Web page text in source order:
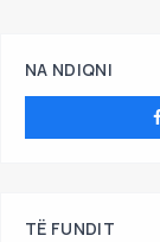
NA NDIQNI
TË FUNDIT